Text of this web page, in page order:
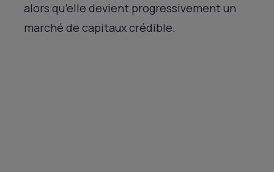
alors qu’elle devient progressivement un
marché de capitaux crédible.